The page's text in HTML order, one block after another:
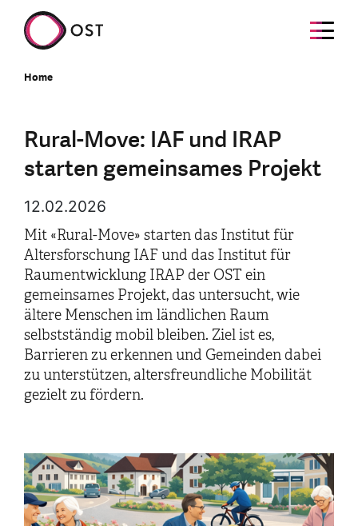
Home
Rural-Move: IAF und IRAP
starten gemeinsames Projekt
12.02.2026
Mit «Rural-Move» starten das Institut für
Altersforschung IAF und das Institut für
Raumentwicklung IRAP der OST ein
gemeinsames Projekt, das untersucht, wie
ältere Menschen im ländlichen Raum
selbstständig mobil bleiben. Ziel ist es,
Barrieren zu erkennen und Gemeinden dabei
zu unterstützen, altersfreundliche Mobilität
gezielt zu fördern.